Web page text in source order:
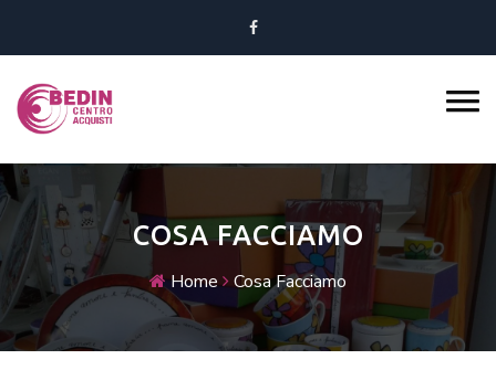
COSA FACCIAMO
Home Cosa Facciamo